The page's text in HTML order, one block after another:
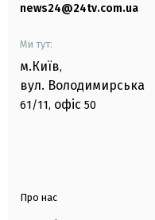
news24@24tv.com.ua
Ми тут:
м.Київ,
вул. Володимирська
61/11, офіс 50
Про нас